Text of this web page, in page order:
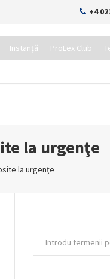
+4
Instanță ProLex Club
la urgenţe
la urgenţe